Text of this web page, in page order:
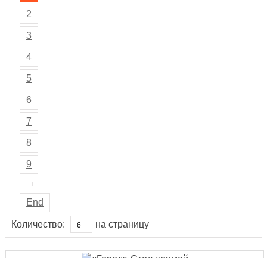
2
3
4
5
6
7
8
9
End
Количество: на страницу